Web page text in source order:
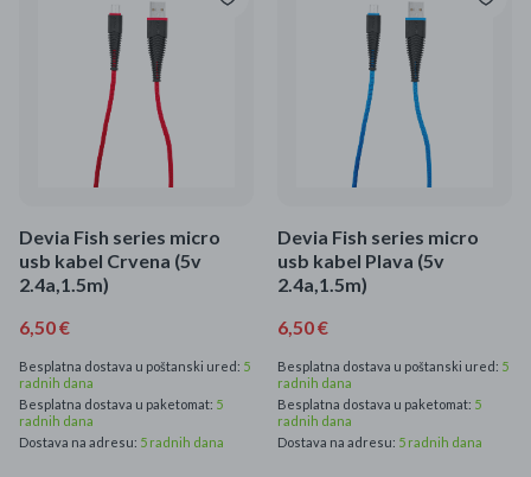
Devia Fish series micro
usb kabel Crvena (5v
2.4a,1.5m)
6,50 €
Besplatna dostava u poštanski ured: 5
radnih dana
Besplatna dostava u paketomat: 5
radnih dana
Dostava na adresu: 5 radnih dana
Devia Fish series micro
usb kabel Plava (5v
2.4a,1.5m)
6,50 €
Besplatna dostava u poštanski ured: 5
radnih dana
Besplatna dostava u paketomat: 5
radnih dana
Dostava na adresu: 5 radnih dana